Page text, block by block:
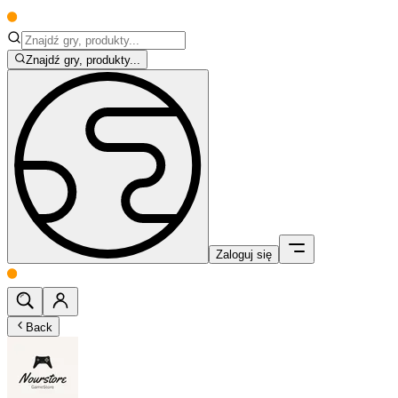
Znajdź gry, produkty...
Zaloguj się
Back